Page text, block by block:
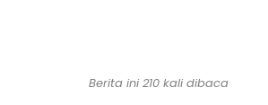
Berita ini 210 kali dibaca